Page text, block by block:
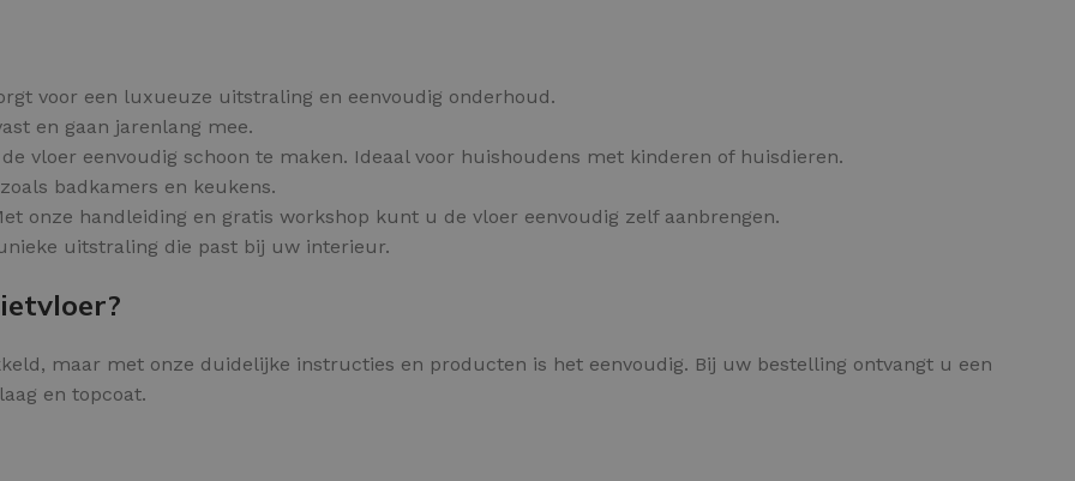
voor een luxueuze uitstraling en eenvoudig onderhoud.
en gaan jarenlang mee.
vloer eenvoudig schoon te maken. Ideaal voor huishoudens met kinderen of huisdieren.
badkamers en keukens.
onze handleiding en gratis workshop kunt u de vloer eenvoudig zelf aanbrengen.
uitstraling die past bij uw interieur.
maar met onze duidelijke instructies en producten is het eenvoudig. Bij uw bestelling ontvangt u een
en topcoat.